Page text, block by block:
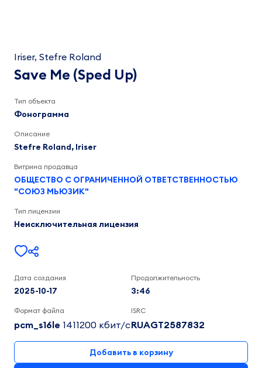
(Sped
Iriser,
Stefre
3:47
Iriser, Stefre Roland
Save Me (Sped Up)
Тип объекта
Фонограмма
Описание
Stefre Roland, Iriser
Витрина продавца
ОБЩЕСТВО С ОГРАНИЧЕННОЙ ОТВЕТСТВЕННОСТЬЮ
"СОЮЗ МЬЮЗИК"
Тип лицензии
Неисключительная лицензия
Дата создания
2025-10-17
Продолжительность
3:46
Формат файла
pcm_s16le 1411200 кбит/c
ISRC
RUAGT2587832
Добавить в корзину